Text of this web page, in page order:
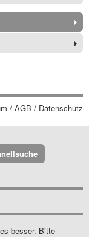
/ AGB / Datenschutz
besser. Bitte